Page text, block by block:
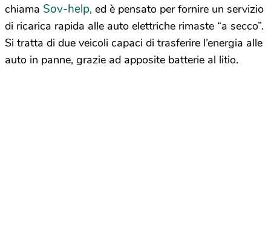
chiama Sov-help, ed è pensato per fornire un servizio
di ricarica rapida alle auto elettriche rimaste “a secco”.
Si tratta di due veicoli capaci di trasferire l’energia alle
auto in panne, grazie ad apposite batterie al litio.